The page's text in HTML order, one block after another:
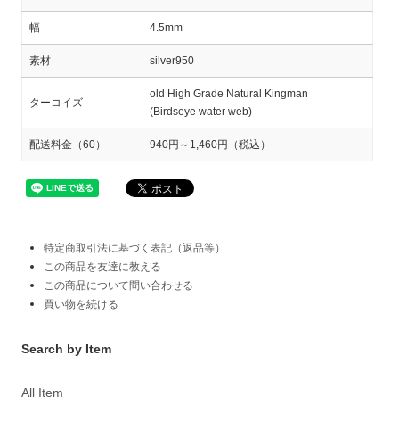
幅 4.5mm
素材 silver950
ターコイズ
old High Grade Natural Kingman
(Birdseye water web)
配送料金（60） 940円～1,460円（税込）
特定商取引法に基づく表記（返品等）
この商品を友達に教える
この商品について問い合わせる
買い物を続ける
Search by Item
All Item